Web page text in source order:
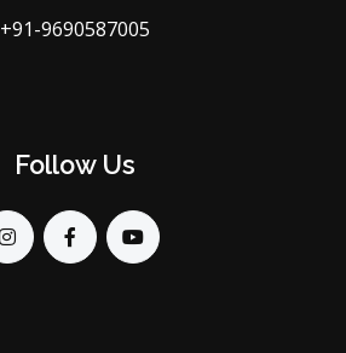
+91-9690587005
Follow Us